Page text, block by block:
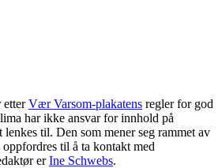
etter Vær Varsom-plakatens regler for god
har ikke ansvar for innhold på
lenkes til. Den som mener seg rammet av
til å ta kontakt med
er Ine Schwebs.